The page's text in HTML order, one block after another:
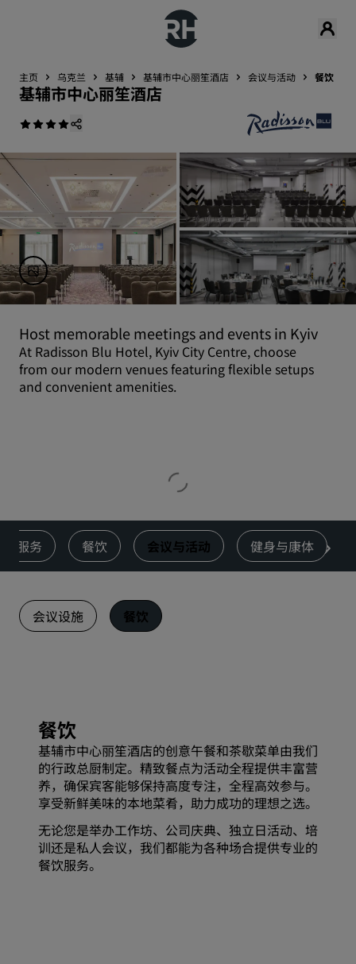
主页 乌克兰 基辅 基辅市中心丽笙酒店 会议与活动 餐饮
基辅市中心丽笙酒店
Host memorable meetings and events in Kyiv
At Radisson Blu Hotel, Kyiv City Centre, choose
from our modern venues featuring flexible setups
and convenient amenities.
服务 餐饮 会议与活动 健身与康体
会议设施 餐饮
餐饮
基辅市中心丽笙酒店的创意午餐和茶歇菜单由我们
的行政总厨制定。精致餐点为活动全程提供丰富营
养，确保宾客能够保持高度专注，全程高效参与。
享受新鲜美味的本地菜肴，助力成功的理想之选。
无论您是举办工作坊、公司庆典、独立日活动、培
训还是私人会议，我们都能为各种场合提供专业的
餐饮服务。